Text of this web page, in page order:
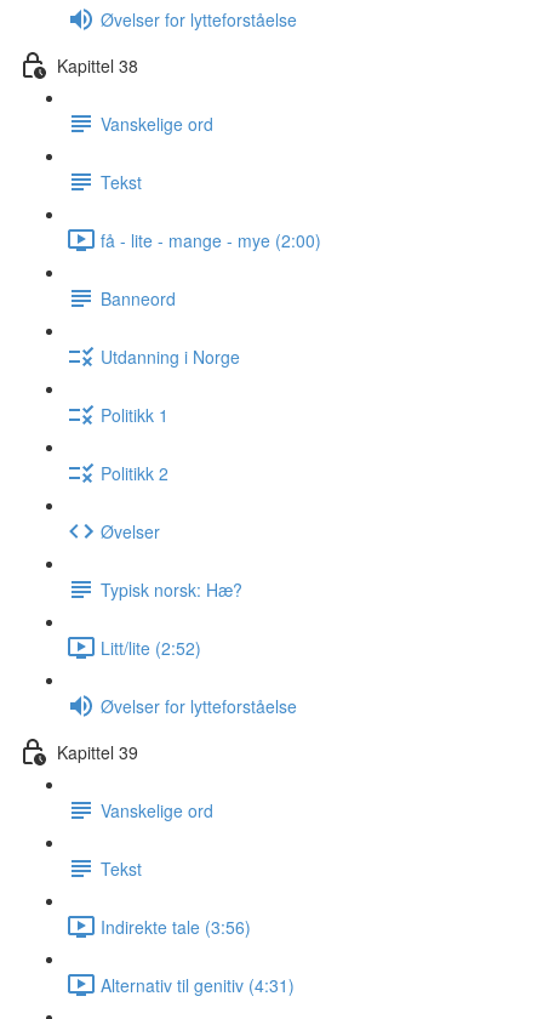
Øvelser for lytteforståelse
Kapittel 38
Vanskelige ord
Tekst
få - lite - mange - mye (2:00)
Banneord
Utdanning i Norge
Politikk 1
Politikk 2
Øvelser
Typisk norsk: Hæ?
Litt/lite (2:52)
Øvelser for lytteforståelse
Kapittel 39
Vanskelige ord
Tekst
Indirekte tale (3:56)
Alternativ til genitiv (4:31)